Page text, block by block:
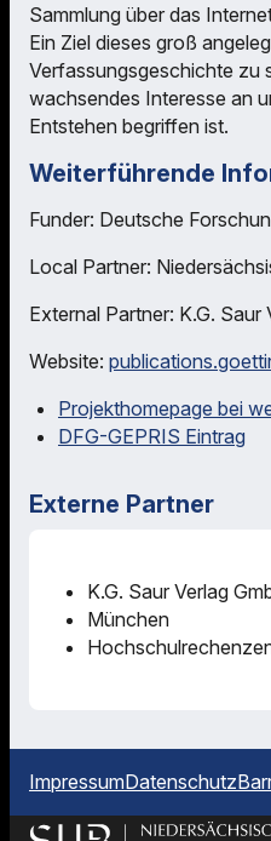
Sammlung über das
Ein Ziel dieses groß
Verfassungsgeschichte zu
wachsendes Interesse an
Entstehen begriffen ist.
Weiterführende
Funder: Deutsche
Local Partner:
External Partner: K.G.
Website:
Projekthomepage bei
DFG-GEPRIS Eintrag
Externe Partner
K.G. Saur Verlag
München
ImpressumDatenschutz